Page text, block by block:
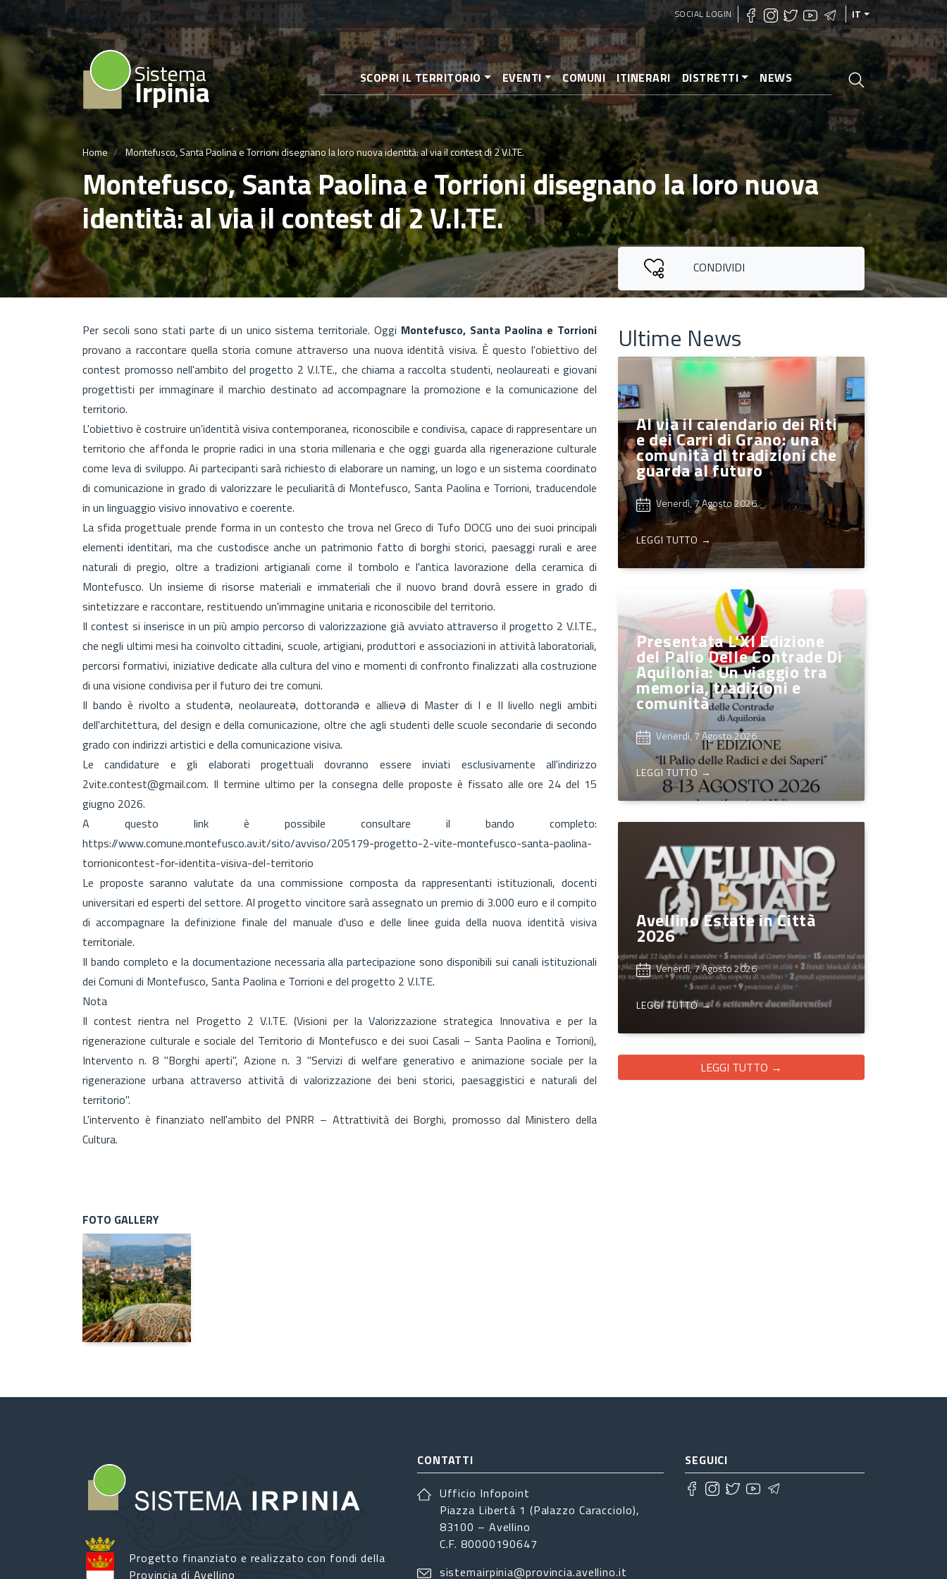
Salta
al
contenuto
principale
SOCIAL LOGIN IT
Sistema
Irpinia SCOPRI IL TERRITORIO EVENTI COMUNI ITINERARI DISTRETTI NEWS
Home Montefusco, Santa Paolina e Torrioni disegnano la loro nuova identità: al via il contest di 2 V.I.TE.
Montefusco, Santa Paolina e Torrioni disegnano la loro nuova
identità: al via il contest di 2 V.I.TE.
Per secoli sono stati parte di un unico sistema territoriale. Oggi Montefusco, Santa Paolina e Torrioni
provano a raccontare quella storia comune attraverso una nuova identità visiva. È questo l'obiettivo del
contest promosso nell'ambito del progetto 2 V.I.TE., che chiama a raccolta studenti, neolaureati e giovani
progettisti per immaginare il marchio destinato ad accompagnare la promozione e la comunicazione del
territorio.
L'obiettivo è costruire un'identità visiva contemporanea, riconoscibile e condivisa, capace di rappresentare un
territorio che affonda le proprie radici in una storia millenaria e che oggi guarda alla rigenerazione culturale
come leva di sviluppo. Ai partecipanti sarà richiesto di elaborare un naming, un logo e un sistema coordinato
di comunicazione in grado di valorizzare le peculiarità di Montefusco, Santa Paolina e Torrioni, traducendole
in un linguaggio visivo innovativo e coerente.
La sfida progettuale prende forma in un contesto che trova nel Greco di Tufo DOCG uno dei suoi principali
elementi identitari, ma che custodisce anche un patrimonio fatto di borghi storici, paesaggi rurali e aree
naturali di pregio, oltre a tradizioni artigianali come il tombolo e l'antica lavorazione della ceramica di
Montefusco. Un insieme di risorse materiali e immateriali che il nuovo brand dovrà essere in grado di
sintetizzare e raccontare, restituendo un'immagine unitaria e riconoscibile del territorio.
Il contest si inserisce in un più ampio percorso di valorizzazione già avviato attraverso il progetto 2 V.I.TE.,
che negli ultimi mesi ha coinvolto cittadini, scuole, artigiani, produttori e associazioni in attività laboratoriali,
percorsi formativi, iniziative dedicate alla cultura del vino e momenti di confronto finalizzati alla costruzione
di una visione condivisa per il futuro dei tre comuni.
Il bando è rivolto a studentə, neolaureatə, dottorandə e allievə di Master di I e II livello negli ambiti
dell'architettura, del design e della comunicazione, oltre che agli studenti delle scuole secondarie di secondo
grado con indirizzi artistici e della comunicazione visiva.
Le candidature e gli elaborati progettuali dovranno essere inviati esclusivamente all'indirizzo
2vite.contest@gmail.com. Il termine ultimo per la consegna delle proposte è fissato alle ore 24 del 15
giugno 2026.
A questo link è possibile consultare il bando completo:
https://www.comune.montefusco.av.it/sito/avviso/205179-progetto-2-vite-montefusco-santa-paolina-
torrionicontest-for-identita-visiva-del-territorio
Le proposte saranno valutate da una commissione composta da rappresentanti istituzionali, docenti
universitari ed esperti del settore. Al progetto vincitore sarà assegnato un premio di 3.000 euro e il compito
di accompagnare la definizione finale del manuale d'uso e delle linee guida della nuova identità visiva
territoriale.
Il bando completo e la documentazione necessaria alla partecipazione sono disponibili sui canali istituzionali
dei Comuni di Montefusco, Santa Paolina e Torrioni e del progetto 2 V.I.TE.
Nota
Il contest rientra nel Progetto 2 V.I.TE. (Visioni per la Valorizzazione strategica Innovativa e per la
rigenerazione culturale e sociale del Territorio di Montefusco e dei suoi Casali – Santa Paolina e Torrioni),
Intervento n. 8 "Borghi aperti", Azione n. 3 "Servizi di welfare generativo e animazione sociale per la
rigenerazione urbana attraverso attività di valorizzazione dei beni storici, paesaggistici e naturali del
territorio".
L'intervento è finanziato nell'ambito del PNRR – Attrattività dei Borghi, promosso dal Ministero della
Cultura.
FOTO GALLERY
CONDIVIDI
Ultime News
Al via il calendario dei Riti
e dei Carri di Grano: una
comunità di tradizioni che
guarda al futuro
Venerdì, 7 Agosto 2026
LEGGI TUTTO →
Presentata L’XI Edizione
del Palio Delle Contrade Di
Aquilonia: Un viaggio tra
memoria, tradizioni e
comunità
Venerdì, 7 Agosto 2026
LEGGI TUTTO →
Avellino Estate in Città
2026
Venerdì, 7 Agosto 2026
LEGGI TUTTO →
LEGGI TUTTO →
Progetto finanziato e realizzato con fondi della
Provincia di Avellino
CONTATTI
Ufficio Infopoint
Piazza Libertá 1 (Palazzo Caracciolo),
83100 – Avellino
C.F. 80000190647
sistemairpinia@provincia.avellino.it
SEGUICI